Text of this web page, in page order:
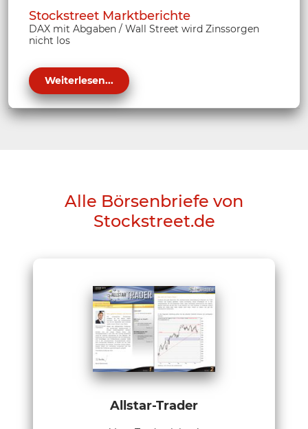
Stockstreet Marktberichte
DAX mit Abgaben / Wall Street wird Zinssorgen
nicht los
Weiterlesen...
Alle Börsenbriefe von
Stockstreet.de
Allstar-Trader